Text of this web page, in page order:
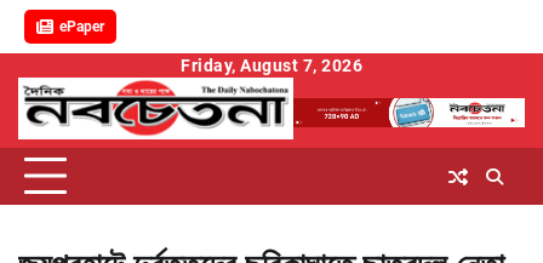
ePaper
content
Friday, August 7, 2026